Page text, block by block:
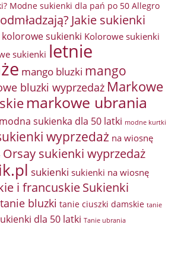
Modne sukienki dla pań po 50 Allegro
Jakie sukienki
kolorowe sukienki Kolorowe sukienki
sukienki letnie
mango bluzki mango
bluzki wyprzedaż Markowe
markowe ubrania
modna sukienka dla 50 latki modne kurtki
wyprzedaż na wiosnę
Orsay sukienki wyprzedaż
sukienki sukienki na wiosnę
i francuskieSukienki
tanie bluzki tanie ciuszki damskie tanie
dla 50 latki Tanie ubrania